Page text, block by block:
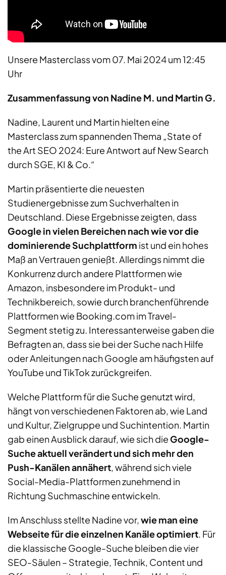
Unsere Masterclass vom 07. Mai 2024 um 12:45
Uhr
Zusammenfassung von Nadine M. und Martin G.
Nadine, Laurent und Martin hielten eine
Masterclass zum spannenden Thema „State of
the Art SEO 2024: Eure Antwort auf New Search
durch SGE, KI & Co.“
Martin präsentierte die neuesten
Studienergebnisse zum Suchverhalten in
Deutschland. Diese Ergebnisse zeigten, dass
Google in vielen Bereichen nach wie vor die
dominierende Suchplattform ist und ein hohes
Maß an Vertrauen genießt. Allerdings nimmt die
Konkurrenz durch andere Plattformen wie
Amazon, insbesondere im Produkt- und
Technikbereich, sowie durch branchenführende
Plattformen wie Booking.com im Travel-
Segment stetig zu. Interessanterweise gaben die
Befragten an, dass sie bei der Suche nach Hilfe
oder Anleitungen nach Google am häufigsten auf
YouTube und TikTok zurückgreifen.
Welche Plattform für die Suche genutzt wird,
hängt von verschiedenen Faktoren ab, wie Land
und Kultur, Zielgruppe und Suchintention. Martin
gab einen Ausblick darauf, wie sich die Google-
Suche aktuell verändert und sich mehr den
Push-Kanälen annähert, während sich viele
Social-Media-Plattformen zunehmend in
Richtung Suchmaschine entwickeln.
Im Anschluss stellte Nadine vor,wie man eine
Webseite für die einzelnen Kanäle optimiert. Für
die klassische Google-Suche bleiben die vier
SEO-Säulen – Strategie, Technik, Content und